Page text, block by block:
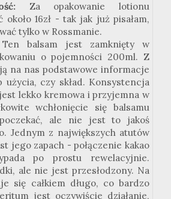
Za opakowanie lotionu
około 16zł - tak jak już pisałam,
tylko w Rossmanie.
Ten balsam jest zamknięty w
o pojemności 200ml. Z
na nas podstawowe informacje
użycia, czy skład. Konsystencja
lekko kremowa i przyjemna w
wchłonięcie się balsamu
ale nie jest to jakoś
Jednym z największych atutów
jego zapach - połączenie kakao
po prostu rewelacyjnie.
ale nie jest przesłodzony. Na
się całkiem długo, co bardzo
jest oczywiście działanie,